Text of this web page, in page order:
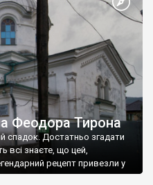
Феодора Тирона
спадок. Достатньо згадати
всі знаєте, що цей,
рецепт привезли у